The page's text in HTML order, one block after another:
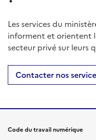
Les services du
informent et orientent
secteur privé sur leurs
Contacter nos
Code du travail numérique